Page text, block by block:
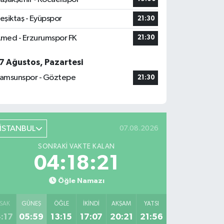
- Eyüpspor 21:30
- Erzurumspor FK 21:30
Ağustos, Pazartesi
- Göztepe
21:30
İSTANBUL 07.08.2026
SONRAKI VAKTE KALAN
04:18:21
Öğle Namazı
GÜNEŞ
05:59
ÖĞLE
13:15
İKINDI
17:07
AKŞAM
20:21
YATSI
21:56